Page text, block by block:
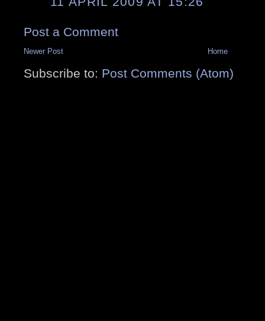
Post a Comment
Newer Post Home
Subscribe to: Post Comments (Atom)